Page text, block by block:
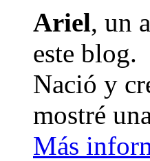
Ariel, un
este blog.
Nació y
mostré
Más